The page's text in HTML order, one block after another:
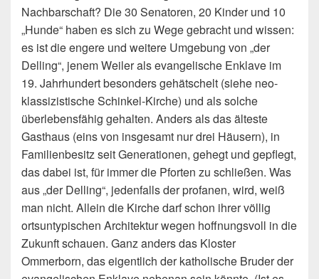
Nachbarschaft? Die 30 Senatoren, 20 Kinder und 10
„Hunde“ haben es sich zu Wege gebracht und wissen:
es ist die engere und weitere Umgebung von „der
Delling“, jenem Weiler als evangelische Enklave im
19. Jahrhundert besonders gehätschelt (siehe neo-
klassizistische Schinkel-Kirche) und als solche
überlebensfähig gehalten. Anders als das älteste
Gasthaus (eins von insgesamt nur drei Häusern), in
Familienbesitz seit Generationen, gehegt und gepflegt,
das dabei ist, für immer die Pforten zu schließen. Was
aus „der Delling“, jedenfalls der profanen, wird, weiß
man nicht. Allein die Kirche darf schon ihrer völlig
ortsuntypischen Architektur wegen hoffnungsvoll in die
Zukunft schauen. Ganz anders das Kloster
Ommerborn, das eigentlich der katholische Bruder der